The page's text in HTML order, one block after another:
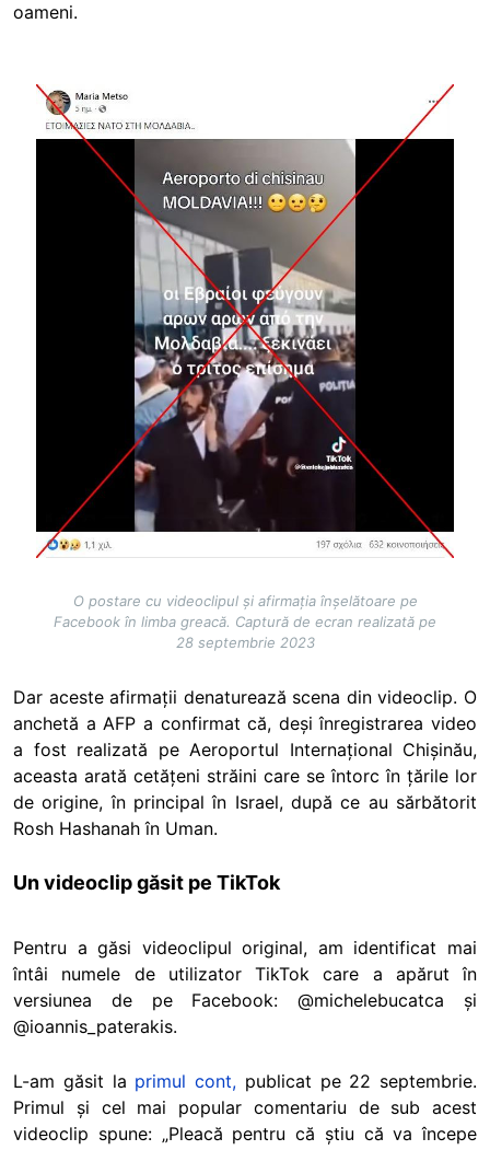
oameni.
Image
O postare cu videoclipul și afirmația înșelătoare pe
Facebook în limba greacă. Captură de ecran realizată pe
28 septembrie 2023
Dar aceste afirmații denaturează scena din videoclip. O
anchetă a AFP a confirmat că, deși înregistrarea video
a fost realizată pe Aeroportul Internațional Chișinău,
aceasta arată cetățeni străini care se întorc în țările lor
de origine, în principal în Israel, după ce au sărbătorit
Rosh Hashanah în Uman.
Un videoclip găsit pe TikTok
Pentru a găsi videoclipul original, am identificat mai
întâi numele de utilizator TikTok care a apărut în
versiunea de pe Facebook: @michelebucatca și
@ioannis_paterakis.
L-am găsit la primul cont, publicat pe 22 septembrie.
Primul și cel mai popular comentariu de sub acest
videoclip spune: „Pleacă pentru că știu că va începe